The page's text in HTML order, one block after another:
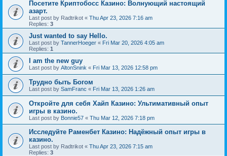
Посетите Криптобосс Казино: Волнующий настоящий
азарт.
Last post by Radtrikot « Thu Apr 23, 2026 7:16 am
Replies: 3
Just wanted to say Hello.
Last post by TannerHoeger « Fri Mar 20, 2026 4:05 am
Replies: 1
I am the new guy
Last post by AltonSnink « Fri Mar 13, 2026 12:58 pm
Трудно быть Богом
Last post by SamFranc « Fri Mar 13, 2026 1:26 am
Откройте для себя Хайп Казино: Ультимативный опыт
игры в казино.
Last post by Bonnie57 « Thu Mar 12, 2026 7:18 pm
Исследуйте Раменбет Казино: Надёжный опыт игры в
казино.
Last post by Radtrikot « Thu Apr 23, 2026 7:15 am
Replies: 3